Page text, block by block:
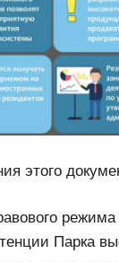
этого
Парка